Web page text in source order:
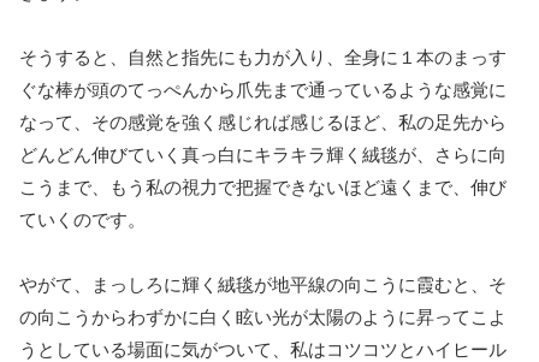
そうすると、自然と指先にも力が入り、全身に１本のまっす
ぐな棒が頭のてっぺんから爪先まで通っているような感覚に
なって、その感覚を強く感じれば感じるほど、私の足先から
どんどん伸びていく真っ白にキラキラ輝く絨毯が、さらに向
こうまで、もう私の視力で把握できないほど遠くまで、伸び
ていくのです。
やがて、まっしろに輝く絨毯が地平線の向こうに霞むと、そ
の向こうからわずかに白く眩い光が太陽のように昇ってこよ
うとしている場面に気がついて、私はコツコツとハイヒール